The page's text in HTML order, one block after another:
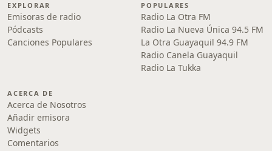
EXPLORAR
Emisoras de radio
Pódcasts
Canciones Populares
POPULARES
Radio La Otra FM
Radio La Nueva Única 94.5 FM
La Otra Guayaquil 94.9 FM
Radio Canela Guayaquil
Radio La Tukka
ACERCA DE
Acerca de Nosotros
Añadir emisora
Widgets
Comentarios